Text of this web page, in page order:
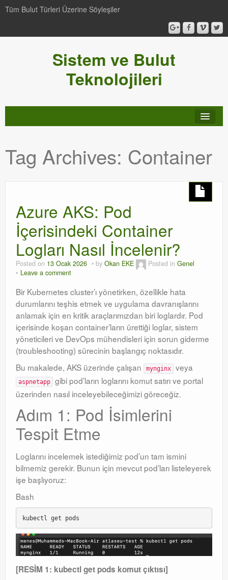
Tüm Bulut Türleri Üzerine Söyleşiler
Sistem ve Bulut
Teknolojileri
Genel
SCOM
Orchestrator
Watchguard
PHP & MySQL
Exchange
Tag Archives: Container
Azure AKS: Pod
İçerisindeki Container
Logları Nasıl İncelenir?
Posted on 13 Ocak 2026 by Okan EKE Posted in Genel
Leave a comment
Bir Kubernetes cluster’ı yönetirken, özellikle hata
durumlarını teşhis etmek ve uygulama davranışlarını
anlamak için en kritik araçlarımızdan biri loglardır. Pod
içerisinde koşan container’ların ürettiği loglar, sistem
yöneticileri ve DevOps mühendisleri için sorun giderme
(troubleshooting) sürecinin başlangıç noktasıdır.
Bu makalede, AKS üzerinde çalışan
mynginx veya
aspnetapp
gibi pod’ların loglarını komut satırı ve portal
üzerinden nasıl inceleyebileceğimizi göreceğiz.
Adım 1: Pod İsimlerini
Tespit Etme
Loglarını incelemek istediğimiz pod’un tam ismini
bilmemiz gerekir. Bunun için mevcut pod’ları listeleyerek
işe başlıyoruz:
Bash
[RESİM 1: kubectl get pods komut çıktısı]